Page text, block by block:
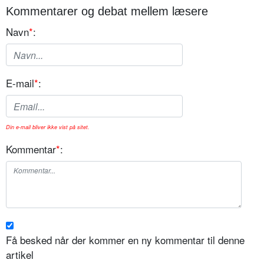
Kommentarer og debat mellem læsere
Navn*:
E-mail*:
Din e-mail bliver ikke vist på sitet.
Kommentar*:
Få besked når der kommer en ny kommentar til denne
artikel